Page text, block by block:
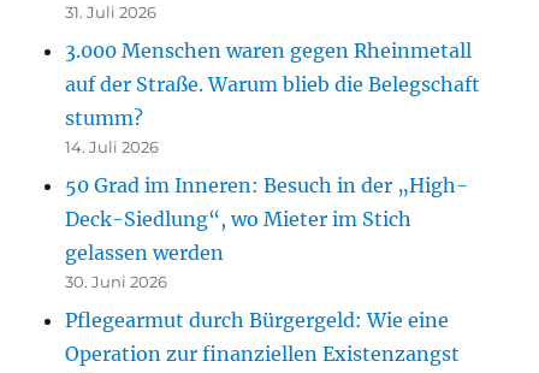
31. Juli 2026
3.000 Menschen waren gegen Rheinmetall
auf der Straße. Warum blieb die Belegschaft
stumm?
14. Juli 2026
50 Grad im Inneren: Besuch in der „High-
Deck-Siedlung“, wo Mieter im Stich
gelassen werden
30. Juni 2026
Pflegearmut durch Bürgergeld: Wie eine
Operation zur finanziellen Existenzangst